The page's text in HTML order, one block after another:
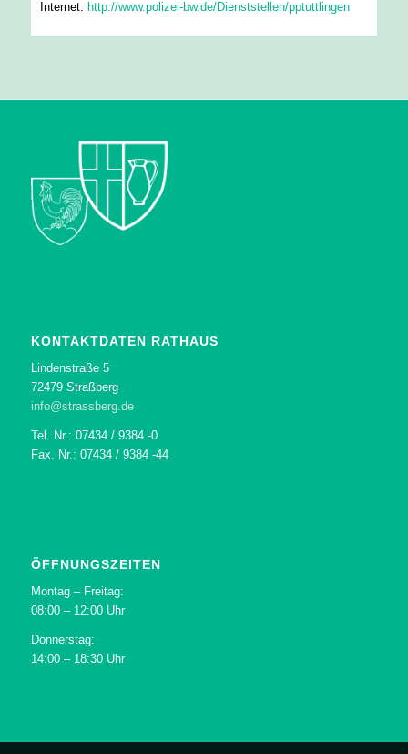
Internet: http://www.polizei-bw.de/Dienststellen/pptuttlingen
KONTAKTDATEN RATHAUS
Lindenstraße 5
72479 Straßberg
info@strassberg.de
Tel. Nr.: 07434 / 9384 -0
Fax. Nr.: 07434 / 9384 -44
ÖFFNUNGSZEITEN
Montag – Freitag:
08:00 – 12:00 Uhr
Donnerstag:
14:00 – 18:30 Uhr